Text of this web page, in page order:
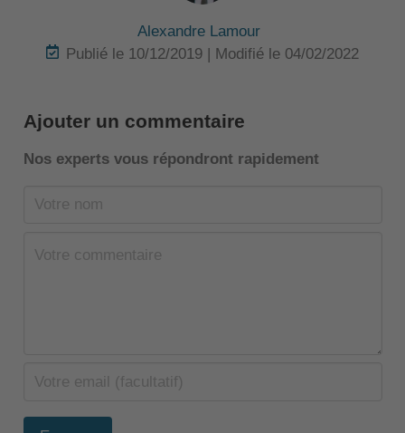
Alexandre Lamour
Publié le 10/12/2019 | Modifié le 04/02/2022
Ajouter un commentaire
Nos experts vous répondront rapidement